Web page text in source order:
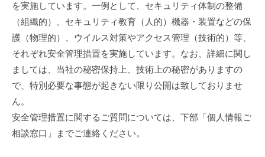
を実施しています。一例として、セキュリティ体制の整備
（組織的）、セキュリティ教育（人的）機器・装置などの保
護（物理的）、ウイルス対策やアクセス管理（技術的）等、
それぞれ安全管理措置を実施しています。なお、詳細に関し
ましては、当社の秘密保持上、技術上の秘密がありますの
で、特別必要な事態が起きない限り公開は致しておりませ
ん。
安全管理措置に関するご質問については、下部「個人情報ご
相談窓口」までご連絡ください。